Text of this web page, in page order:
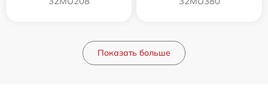
Показать больше